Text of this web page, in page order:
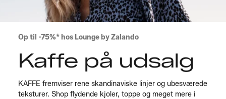
Op til -75%* hos Lounge by Zalando
Kaffe på udsalg
KAFFE fremviser rene skandinaviske linjer og ubesværede
teksturer. Shop flydende kjoler, toppe og meget mere i